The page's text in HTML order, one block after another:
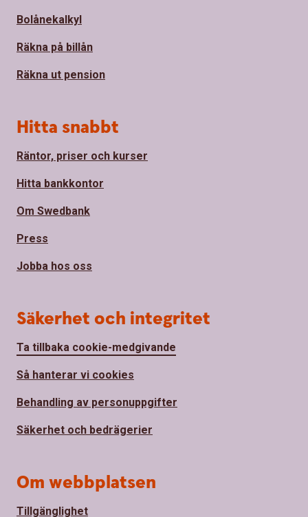
Bolånekalkyl
Räkna på billån
Räkna ut pension
Hitta snabbt
Räntor, priser och kurser
Hitta bankkontor
Om Swedbank
Press
Jobba hos oss
Säkerhet och integritet
Ta tillbaka cookie-medgivande
Så hanterar vi cookies
Behandling av personuppgifter
Säkerhet och bedrägerier
Om webbplatsen
Tillgänglighet